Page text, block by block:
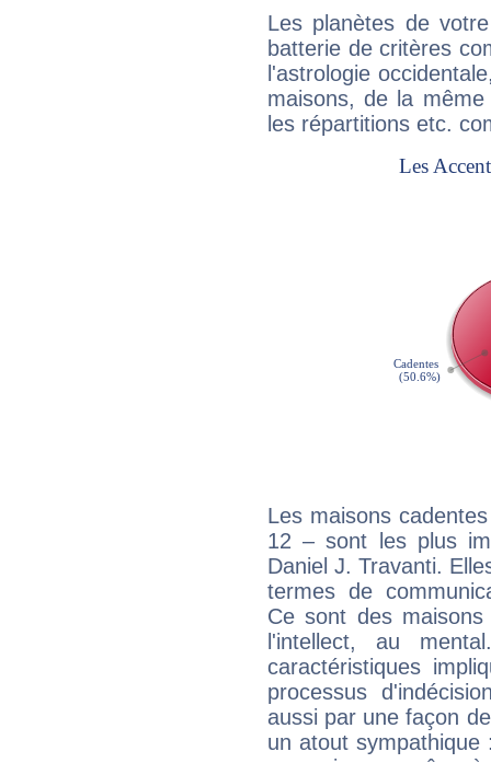
Les planètes de
batterie de critères
l'astrologie
maisons, de la
les répartitions etc.
Les maisons
12 – sont les plus
Daniel J. Travanti.
termes de
Ce sont des
l'intellect, au
caractéristiques
processus
aussi par une façon
un atout